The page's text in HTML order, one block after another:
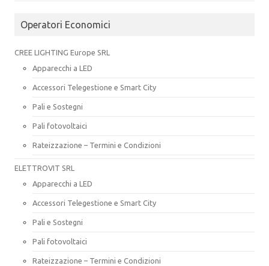
Operatori Economici
CREE LIGHTING Europe SRL
Apparecchi a LED
Accessori Telegestione e Smart City
Pali e Sostegni
Pali fotovoltaici
Rateizzazione – Termini e Condizioni
ELETTROVIT SRL
Apparecchi a LED
Accessori Telegestione e Smart City
Pali e Sostegni
Pali fotovoltaici
Rateizzazione – Termini e Condizioni